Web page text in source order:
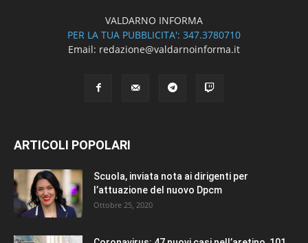
VALDARNO INFORMA
PER LA TUA PUBBLICITA': 347.3780710
Email: redazione@valdarnoinforma.it
ARTICOLI POPOLARI
Scuola, inviata nota ai dirigenti per
l’attuazione del nuovo Dpcm
Ottobre 25, 2020